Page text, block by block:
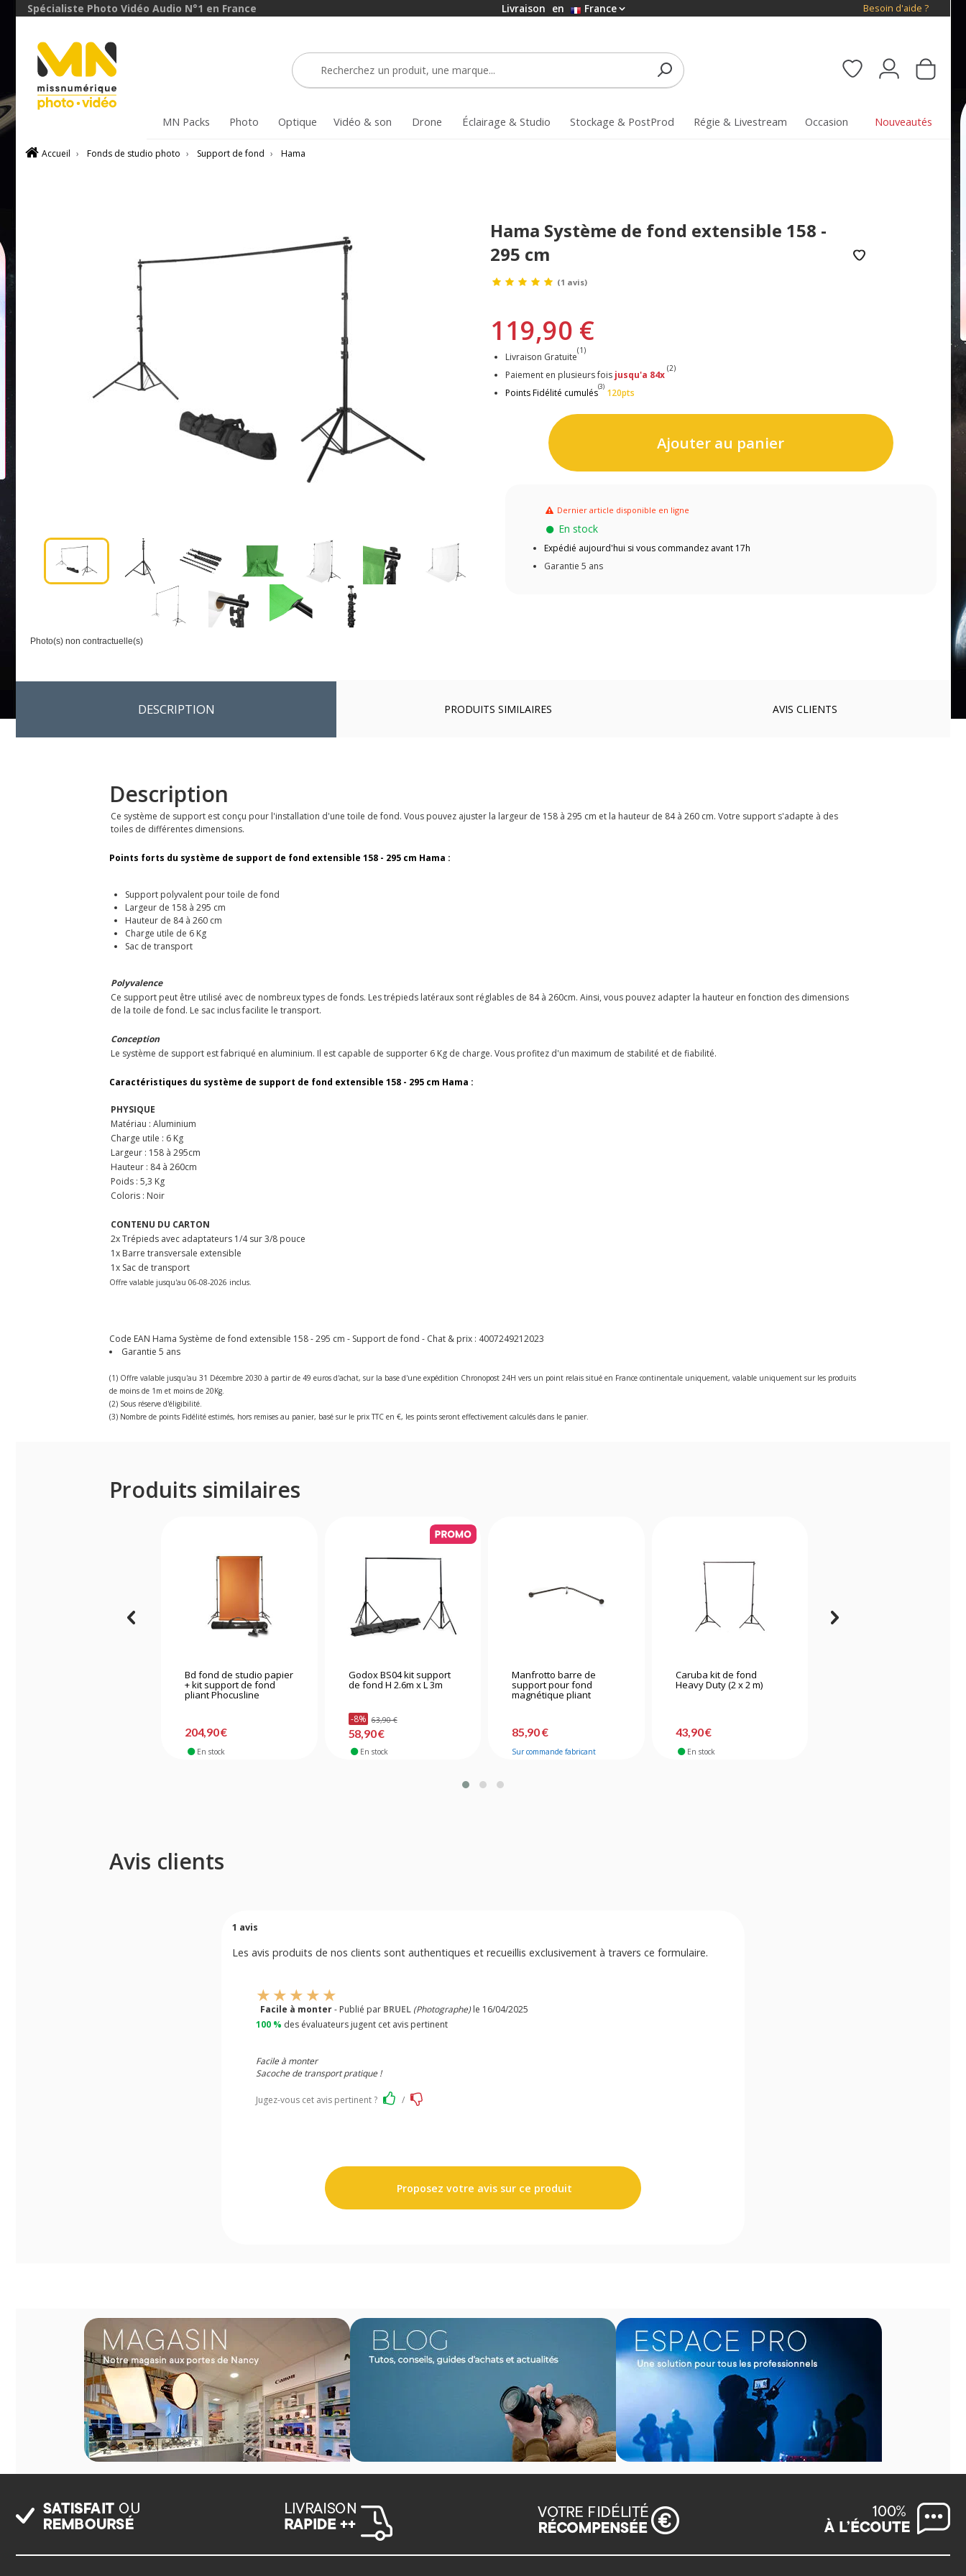
Spécialiste Photo Vidéo Audio N°1 en France Livraison en France Besoin d'aide ?
MN Packs Photo Optique Vidéo & son Drone Éclairage & Studio Stockage & PostProd Régie & Livestream Occasion Nouveautés
Accueil › Fonds de studio photo › Support de fond › Hama
Photo(s) non contractuelle(s)
Hama Système de fond extensible 158 -
295 cm
(1 avis)
119,90 €
Livraison Gratuite
(1)
Paiement en plusieurs fois jusqu'a 84x
(2)
Points Fidélité cumulés
(3)
120pts
Ajouter au panier
Dernier article disponible en ligne
En stock
Expédié aujourd'hui si vous commandez avant 17h
Garantie 5 ans
DESCRIPTION PRODUITS SIMILAIRES AVIS CLIENTS
Description
Ce système de support est conçu pour l'installation d'une toile de fond. Vous pouvez ajuster la largeur de 158 à 295 cm et la hauteur de 84 à 260 cm. Votre support s'adapte à des
toiles de différentes dimensions.
Points forts du système de support de fond extensible 158 - 295 cm Hama :
Support polyvalent pour toile de fond
Largeur de 158 à 295 cm
Hauteur de 84 à 260 cm
Charge utile de 6 Kg
Sac de transport
Polyvalence
Ce support peut être utilisé avec de nombreux types de fonds. Les trépieds latéraux sont réglables de 84 à 260cm. Ainsi, vous pouvez adapter la hauteur en fonction des dimensions
de la toile de fond. Le sac inclus facilite le transport.
Conception
Le système de support est fabriqué en aluminium. Il est capable de supporter 6 Kg de charge. Vous profitez d'un maximum de stabilité et de fiabilité.
Caractéristiques du système de support de fond extensible 158 - 295 cm Hama :
PHYSIQUE
Matériau : Aluminium
Charge utile : 6 Kg
Largeur : 158 à 295cm
Hauteur : 84 à 260cm
Poids : 5,3 Kg
Coloris : Noir
CONTENU DU CARTON
2x Trépieds avec adaptateurs 1/4 sur 3/8 pouce
1x Barre transversale extensible
1x Sac de transport
Offre valable jusqu'au 06-08-2026 inclus.
Code EAN Hama Système de fond extensible 158 - 295 cm - Support de fond - Chat & prix : 4007249212023
Garantie 5 ans
(1) Offre valable jusqu'au 31 Décembre 2030 à partir de 49 euros d'achat, sur la base d'une expédition Chronopost 24H vers un point relais situé en France continentale uniquement, valable uniquement sur les produits
de moins de 1m et moins de 20Kg.
(2) Sous réserve d'éligibilité.
(3) Nombre de points Fidélité estimés, hors remises au panier, basé sur le prix TTC en €, les points seront effectivement calculés dans le panier.
Produits similaires
Bd fond de studio papier
+ kit support de fond
pliant Phocusline
204,90 €
En stock
Godox BS04 kit support
de fond H 2.6m x L 3m
-8% 63,90 €
58,90 €
En stock
Manfrotto barre de
support pour fond
magnétique pliant
85,90 €
Sur commande fabricant
Caruba kit de fond
Heavy Duty (2 x 2 m)
43,90 €
En stock
Avis clients
1 avis
Les avis produits de nos clients sont authentiques et recueillis exclusivement à travers ce formulaire.
Facile à monter- Publié par BRUEL (Photographe)le 16/04/2025
100 % des évaluateurs jugent cet avis pertinent
Facile à monter
Sacoche de transport pratique !
Jugez-vous cet avis pertinent ? /
Proposez votre avis sur ce produit